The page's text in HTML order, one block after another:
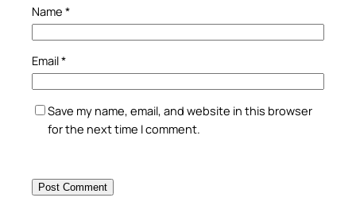
Name *
Email*
Save my name, email, and website in this browser
for the next time I comment.